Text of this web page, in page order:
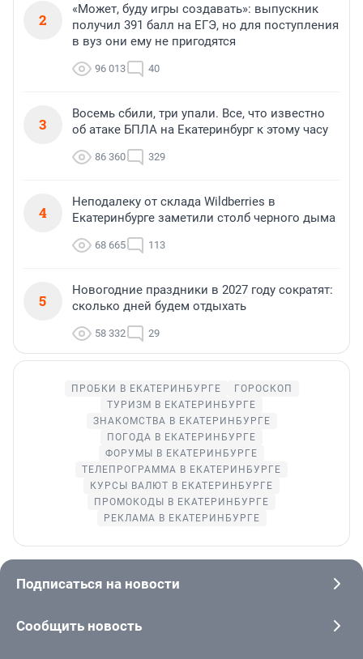
2
«Может, буду игры создавать»: выпускник
получил 391 балл на ЕГЭ, но для поступления
в вуз они ему не пригодятся
96 013 40
3
Восемь сбили, три упали. Все, что известно
об атаке БПЛА на Екатеринбург к этому часу
86 360 329
4
Неподалеку от склада Wildberries в
Екатеринбурге заметили столб черного дыма
68 665 113
5
Новогодние праздники в 2027 году сократят:
сколько дней будем отдыхать
58 332 29
ПРОБКИ В ЕКАТЕРИНБУРГЕ
ГОРОСКОП
ТУРИЗМ В ЕКАТЕРИНБУРГЕ
ЗНАКОМСТВА В ЕКАТЕРИНБУРГЕ
ПОГОДА В ЕКАТЕРИНБУРГЕ
ФОРУМЫ В ЕКАТЕРИНБУРГЕ
ТЕЛЕПРОГРАММА В ЕКАТЕРИНБУРГЕ
КУРСЫ ВАЛЮТ В ЕКАТЕРИНБУРГЕ
ПРОМОКОДЫ В ЕКАТЕРИНБУРГЕ
РЕКЛАМА В ЕКАТЕРИНБУРГЕ
Подписаться на новости
Сообщить новость